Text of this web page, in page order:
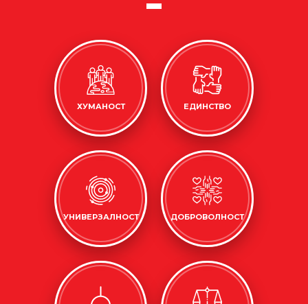
ХУМАНОСТ ЕДИНСТВО
УНИВЕРЗАЛНОСТ ДОБРОВОЛНОСТ